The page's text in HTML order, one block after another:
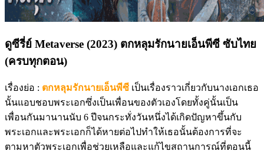
ดูซีรี่ย์ Metaverse (2023) ตกหลุมรักนายเอ็นพีซี ซับไทย
(ครบทุกตอน)
เรื่องย่อ : ตกหลุมรักนายเอ็นพีซี เป็นเรื่องราวเกี่ยวกับนางเอกเธอ
นั้นแอบชอบพระเอกซึ่งเป็นเพื่อนของตัวเองโดยทั้งคู่นั้นเป็น
เพื่อนกันมานานนับ 6 ปีจนกระทั่งวันหนึ่งได้เกิดปัญหาขึ้นกับ
พระเอกและพระเอกก็ได้หายต่อไปทำให้เธอนั้นต้องการที่จะ
ตามหาตัวพระเอกเพื่อช่วยเหลือและแก้ไขสถานการณ์ที่ตอนนี้